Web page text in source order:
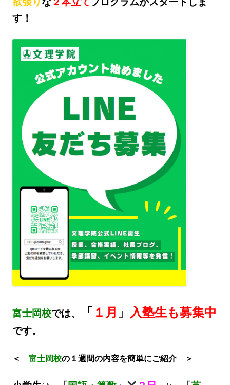
す！
富士岡校では、 「 １月 」 入塾生も募集中
です。
＜ 富士岡校の１週間の内容を簡単にご紹介 ＞